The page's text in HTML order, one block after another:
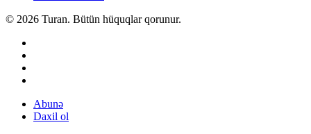
© 2026 Turan. Bütün hüquqlar qorunur.
Abunə
Daxil ol